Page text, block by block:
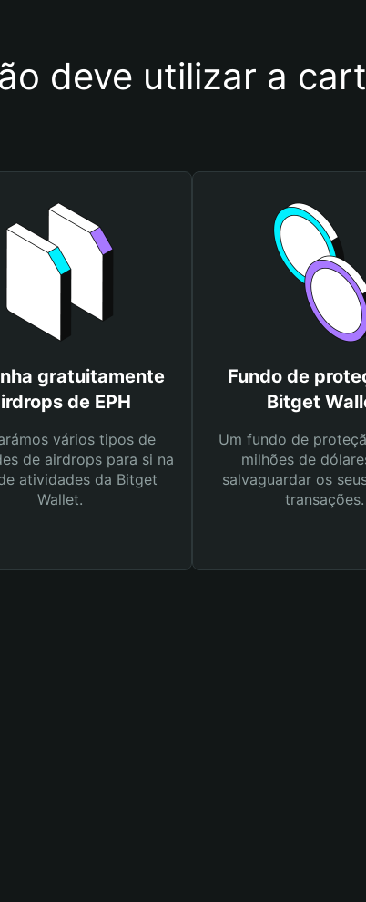
deve utilizar a
gratuitamente
de EPH
vários tipos de
de airdrops para si na
atividades da Bitget
Wallet.
Fundo de
Bitget
Um fundo de
milhões de
salvaguardar os
transações.